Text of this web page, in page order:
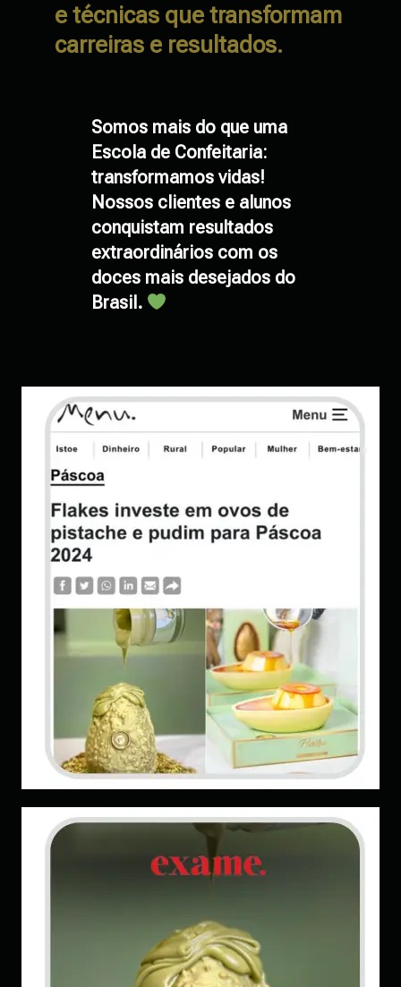
e técnicas que transformam
carreiras e resultados.
Somos mais do que uma
Escola de Confeitaria:
transformamos vidas!
Nossos clientes e alunos
conquistam resultados
extraordinários com os
doces mais desejados do
Brasil.